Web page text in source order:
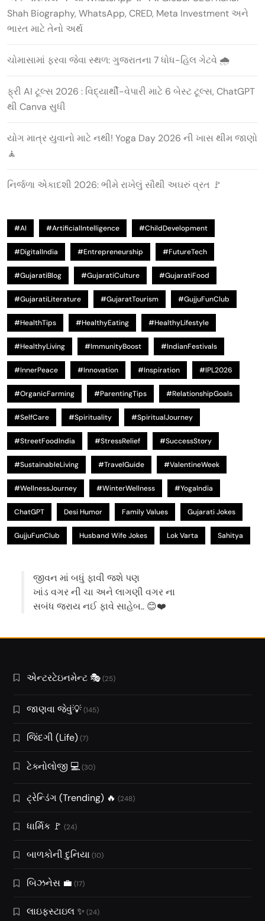
Shah Biography, WhatsApp, CRED, Meta Investment અને
ભારત માટે તેનો અર્થ
ચોમાસામાં ફરવા જેવા સ્થળ: ગુજરાતના 7 ધોધ-હિલ ગેટવે 🌧️
ફ્રી AI ટૂલ્સ 2026 : વિદ્યાર્થી-વેપારી માટે 6 બેસ્ટ ટૂલ્સ, ChatGPT
થી Canva સુધી
યોગ માત્ર યુવાનો માટે નથી! Yoga Day 2026 ની ખાસ થીમ જાણો
🧘
નિર્જળા એકાદશી 2026: ભીમે રાખેલું સૌથી અઘરું વ્રત 🚩
#AI #ArtificialIntelligence #ChildDevelopment
#DigitalIndia #Entrepreneurship #FutureTech
#GujaratiBlog #GujaratiCulture #GujaratiFood
#GujaratiLiterature #GujaratTourism #GujjuFunClub
#HealthTips #HealthyEating #HealthyLifestyle
#HealthyLiving #ImmunityBoost #IndianFestivals
#InnerPeace #Innovation #Inspiration #IPL2026
#OrganicFarming #ParentingTips #RelationshipGoals
#SelfCare #Spirituality #SpiritualJourney
#StreetFoodIndia #StressRelief #SuccessStory
#SustainableLiving #TravelGuide #ValentineWeek
#WellnessJourney #WinterWellness #YogaIndia
ChatGPT Desi Humor Family Values Gujarati Jokes
GujjuFunClub Husband Wife Jokes Lok Varta Sahitya
જીવન માં બધું ફાવી જશે પણ
ખાંડ વગર ની ચા અને લાગણી વગર ના
સબંધ જરાય નઈ ફાવે સાહેબ.. 😊❤️
એન્ટરટેઇનમેન્ટ 🎭(25)
જાણવા જેવું💡(145)
જિંદગી (Life)(7)
ટેક્નોલોજી 💻(30)
ટ્રેન્ડિંગ (Trending) 🔥 (248)
ધાર્મિક 🚩 (24)
બાળકોની દુનિયા(10)
બિઝનેસ 💼 (17)
લાઇફસ્ટાઇલ ✨ (24)